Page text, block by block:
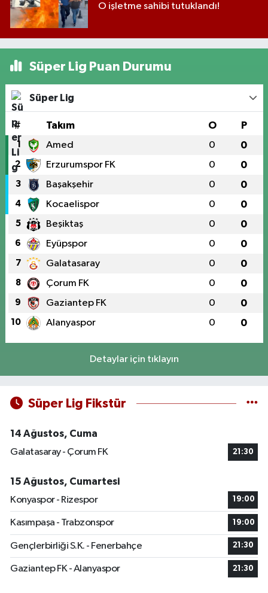
O işletme sahibi tutuklandı!
Süper Lig Puan Durumu
Süper Lig
# Takım O P
1 Amed 0 0
2 Erzurumspor FK 0 0
3 Başakşehir 0 0
4 Kocaelispor 0 0
5 Beşiktaş 0 0
6 Eyüpspor 0 0
7 Galatasaray 0 0
8 Çorum FK 0 0
9 Gaziantep FK 0 0
10 Alanyaspor 0 0
Detaylar için tıklayın
Süper Lig Fikstür
14 Ağustos, Cuma
Galatasaray - Çorum FK
21:30
15 Ağustos, Cumartesi
Konyaspor - Rizespor
19:00
Kasımpaşa - Trabzonspor 19:00
Gençlerbirliği S.K. - Fenerbahçe 21:30
Gaziantep FK - Alanyaspor 21:30